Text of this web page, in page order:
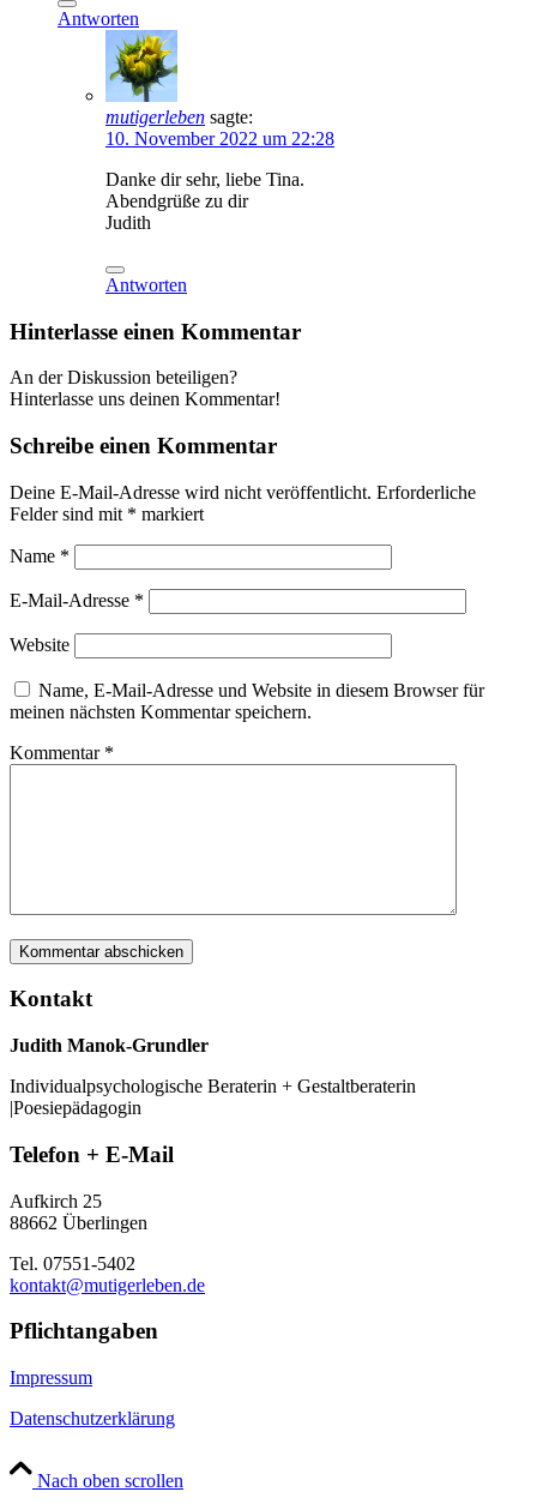
Antworten
mutigerleben sagte:
10. November 2022 um 22:28
Danke dir sehr, liebe Tina.
Abendgrüße zu dir
Judith
Antworten
Hinterlasse einen Kommentar
An der Diskussion beteiligen?
Hinterlasse uns deinen Kommentar!
Schreibe einen Kommentar
Deine E-Mail-Adresse wird nicht veröffentlicht. Erforderliche
Felder sind mit * markiert
Name *
E-Mail-Adresse *
Website
Name, E-Mail-Adresse und Website in diesem Browser für
meinen nächsten Kommentar speichern.
Kommentar *
Kontakt
Judith Manok-Grundler
Individualpsychologische Beraterin + Gestaltberaterin
|Poesiepädagogin
Telefon + E-Mail
Aufkirch 25
88662 Überlingen
Tel. 07551-5402
kontakt@mutigerleben.de
Pflichtangaben
Impressum
Datenschutzerklärung
Nach oben scrollen